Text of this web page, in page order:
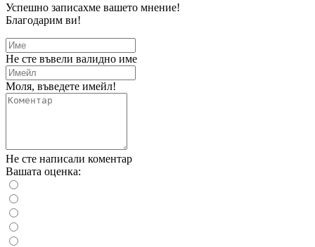
Успешно записахме вашето мнение!
Благодарим ви!
Не сте въвели валидно име
Моля, въведете имейл!
Не сте написали коментар
Вашата оценка: